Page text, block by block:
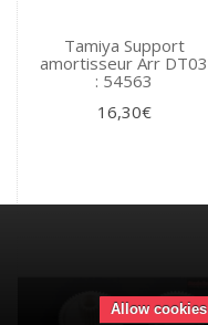
Tamiya Support
amortisseur Arr DT03
: 54563
16,30€
Allow cookies